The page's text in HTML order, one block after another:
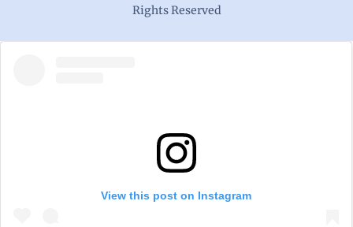
Rights Reserved
View this post on Instagram